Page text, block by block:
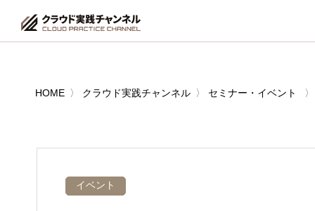
HOME クラウド実践チャンネル セミナー・イベント
イベント